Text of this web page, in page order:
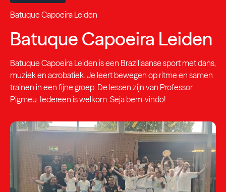
Batuque Capoeira Leiden
Batuque Capoeira Leiden
Batuque Capoeira Leiden is een Braziliaanse sport met dans,
muziek en acrobatiek. Je leert bewegen op ritme en samen
trainen in een fijne groep. De lessen zijn van Professor
Pigmeu. Iedereen is welkom. Seja bem-vindo!